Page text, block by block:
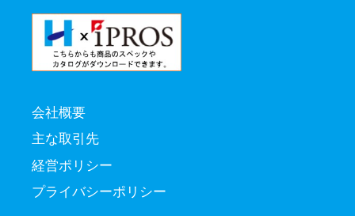
会社概要
主な取引先
経営ポリシー
プライバシーポリシー